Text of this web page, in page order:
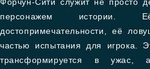
персонажем истории.
достопримечательности, её
частью испытания для игрока.
трансформируется в ужас,